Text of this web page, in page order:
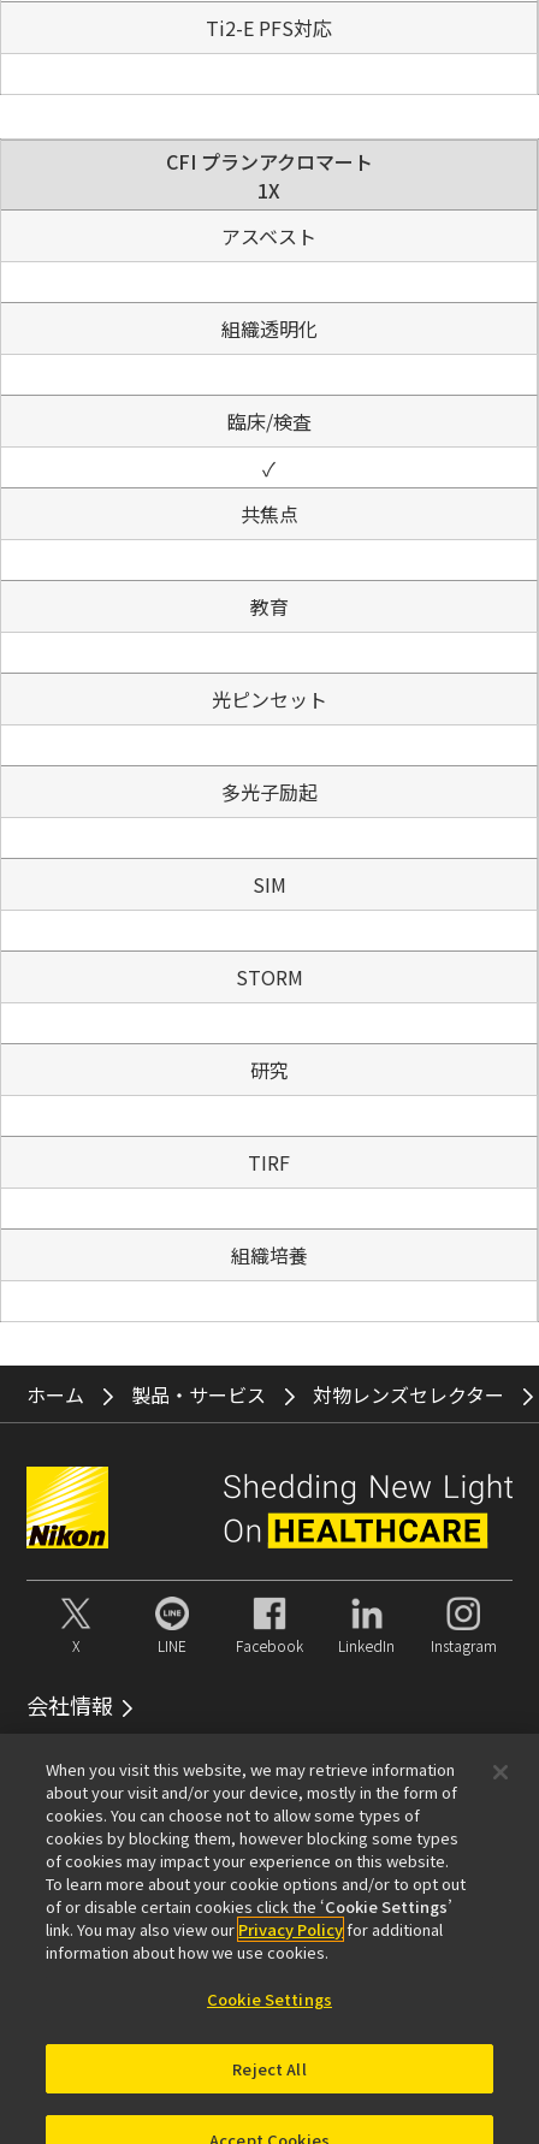
Ti2-E PFS対応
CFI プランアクロマート
1X
アスベスト
組織透明化
臨床/検査
✓
共焦点
教育
光ピンセット
多光子励起
SIM
STORM
研究
TIRF
組織培養
ホーム 製品・サービス 対物レンズセレクター
X LINE Facebook LinkedIn Instagram
会社情報
顕微鏡事業100周年
おすすめリンク
メールマガジン登録対物レンズセレクターPubScope
OEMNikon Small World
MicroscopyU
NIKON JOICO AWARD
インダストリー製品（インダストリアルソリューション
半導体露光装置（半導体装置事業）
FPD露光装置（FPD装置事業）
When you visit this website, we may retrieve information
about your visit and/or your device, mostly in the form of
cookies. You can choose not to allow some types of
cookies by blocking them, however blocking some types
of cookies may impact your experience on this website.
To learn more about your cookie options and/or to opt out
of or disable certain cookies click the ‘Cookie Settings’
link. You may also view our Privacy Policyfor additional
information about how we use cookies.
Cookie Settings
Reject All